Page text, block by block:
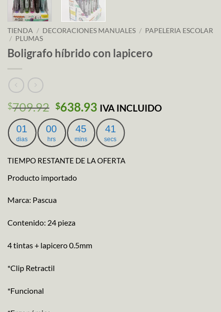
TIENDA / DECORACIONES MANUALES / PAPELERIA ESCOLAR
/ PLUMAS
Boligrafo híbrido con lapicero
$709.92 El
precio
original
era:
$638.93 El
precio
actual
es:
IVA INCLUIDO
01
dias
00
hrs
45
mins
40
secs
TIEMPO RESTANTE DE LA OFERTA
Producto importado
Marca: Pascua
Contenido: 24 pieza
4 tintas + lapicero 0.5mm
*Clip Retractil
*Funcional